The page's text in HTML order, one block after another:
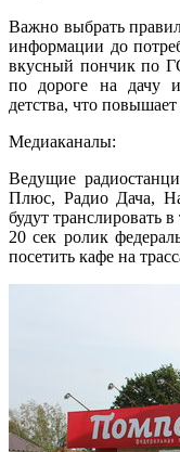
Важно выбрать
информации до
вкусный пончик по
по дороге на дачу
детства, что
Медиаканалы:
Ведущие
Плюс, Радио Дача,
будут транслировать
20 сек ролик
посетить кафе на